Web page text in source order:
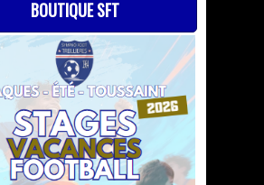
BOUTIQUE SFT